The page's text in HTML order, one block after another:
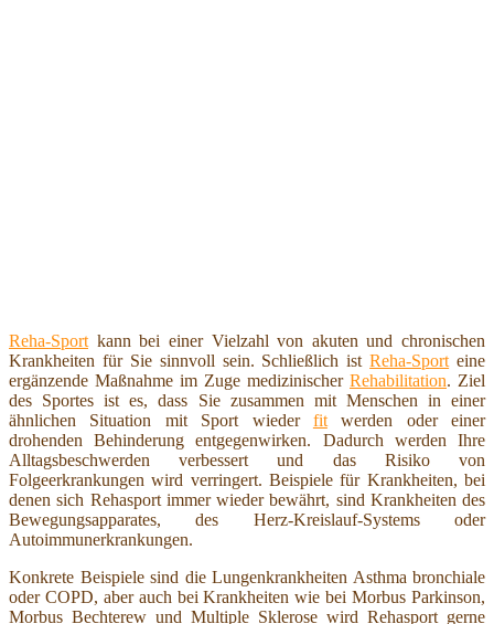
Reha-Sport kann bei einer Vielzahl von akuten und chronischen
Krankheiten für Sie sinnvoll sein. Schließlich istReha-Sport eine
ergänzende Maßnahme im Zuge medizinischer Rehabilitation. Ziel
des Sportes ist es, dass Sie zusammen mit Menschen in einer
ähnlichen Situation mit Sport wieder fitwerden oder einer
drohenden Behinderung entgegenwirken. Dadurch werden Ihre
Alltagsbeschwerden verbessert und das Risiko von
Folgeerkrankungen wird verringert. Beispiele für Krankheiten, bei
denen sich Rehasport immer wieder bewährt, sind Krankheiten des
Bewegungsapparates, des Herz-Kreislauf-Systems oder
Autoimmunerkrankungen.
Konkrete Beispiele sind die Lungenkrankheiten Asthma bronchiale
oder COPD, aber auch bei Krankheiten wie bei Morbus Parkinson,
Morbus Bechterew und Multiple Sklerose wird Rehasport gerne